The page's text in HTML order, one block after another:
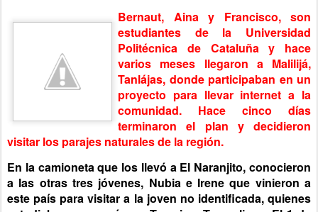
Bernaut, Aina y Francisco, son
estudiantes de la Universidad
Politécnica de Cataluña y hace
varios meses llegaron a Malilijá,
Tanlájas, donde participaban en un
proyecto para llevar internet a la
comunidad. Hace cinco días
terminaron el plan y decidieron
visitar los parajes naturales de la región.
En la camioneta que los llevó a El Naranjito, conocieron
a las otras tres jóvenes, Nubia e Irene que vinieron a
este país para visitar a la joven no identificada, quienes